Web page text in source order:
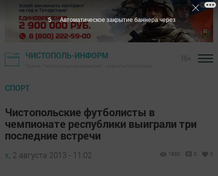
ЧИСТОПОЛЬ-ИНФОРМ
СПОРТ
Чистопольские футболисты в
чемпионате республики выиграли три
последние встречи
х, 2 августа 2013 - 11:02 1630 0 0
4 Автоматическое закрытие баннера через